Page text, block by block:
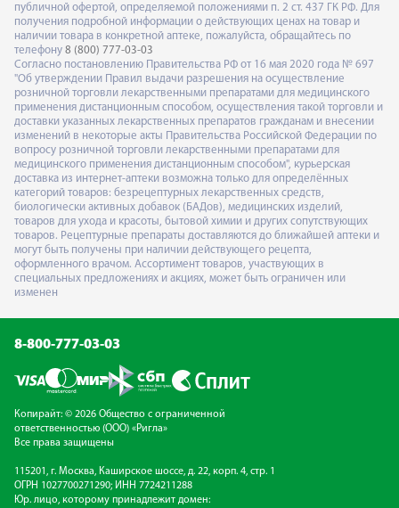
публичной офертой, определяемой положениями п. 2 ст. 437 ГК РФ. Для
получения подробной информации о действующих ценах на товар и
наличии товара в конкретной аптеке, пожалуйста, обращайтесь по
телефону 8 (800) 777-03-03
Согласно постановлению Правительства РФ от 16 мая 2020 года № 697
"Об утверждении Правил выдачи разрешения на осуществление
розничной торговли лекарственными препаратами для медицинского
применения дистанционным способом, осуществления такой торговли и
доставки указанных лекарственных препаратов гражданам и внесении
изменений в некоторые акты Правительства Российской Федерации по
вопросу розничной торговли лекарственными препаратами для
медицинского применения дистанционным способом", курьерская
доставка из интернет-аптеки возможна только для определённых
категорий товаров: безрецептурных лекарственных средств,
биологически активных добавок (БАДов), медицинских изделий,
товаров для ухода и красоты, бытовой химии и других сопутствующих
товаров. Рецептурные препараты доставляются до ближайшей аптеки и
могут быть получены при наличии действующего рецепта,
оформленного врачом. Ассортимент товаров, участвующих в
специальных предложениях и акциях, может быть ограничен или
изменен
8-800-777-03-03
Копирайт: © 2026 Общество с ограниченной
ответственностью (ООО) «Ригла»
Все права защищены
115201, г. Москва, Каширское шоссе, д. 22, корп. 4, стр. 1
ОГРН 1027700271290; ИНН 7724211288
Юр. лицо, которому принадлежит домен: